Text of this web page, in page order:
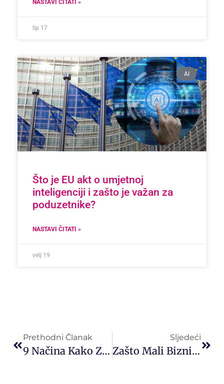
NASTAVI ČITATI »
lip 17
AI
Što je EU akt o umjetnoj
inteligenciji i zašto je važan za
poduzetnike?
NASTAVI ČITATI »
velj 19
Prethodni Članak
9 Načina Kako Zaštititi Facebook I Instagram Račun Od Hakiranja
Sljedeći
Zašto Mali Biznis Treba Marketinšku I Prodajnu Strategiju I Kako Se Ona Razlikuje Od One Za Veće Biznise?